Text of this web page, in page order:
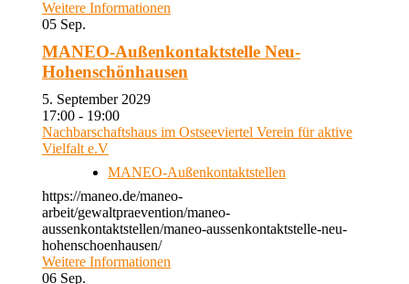
Weitere Informationen
05 Sep.
MANEO-Außenkontaktstelle Neu-
Hohenschönhausen
5. September 2029
17:00 - 19:00
Nachbarschaftshaus im Ostseeviertel Verein für aktive
Vielfalt e.V
MANEO-Außenkontaktstellen
https://maneo.de/maneo-
arbeit/gewaltpraevention/maneo-
aussenkontaktstellen/maneo-aussenkontaktstelle-neu-
hohenschoenhausen/
Weitere Informationen
06 Sep.